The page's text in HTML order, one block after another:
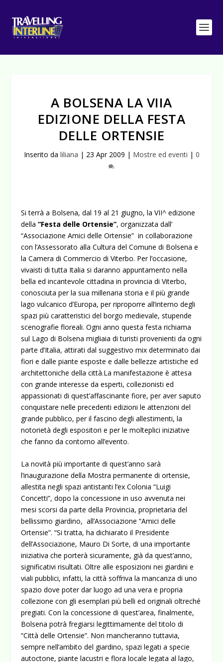
A BOLSENA LA VIIA
EDIZIONE DELLA FESTA
DELLE ORTENSIE
Inserito da liliana | 23 Apr 2009 | Mostre ed eventi | 0
Si terrà a Bolsena, dal 19 al 21 giugno, la VII^ edizione
della“Festa delle Ortensie”, organizzata dall’
“Associazione Amici delle Ortensie” in collaborazione
con l’Assessorato alla Cultura del Comune di Bolsena e
la Camera di Commercio di Viterbo. Per l’occasione,
vivaisti di tutta Italia si daranno appuntamento nella
bella ed incantevole cittadina in provincia di Viterbo,
conosciuta per la sua millenaria storia e il più grande
lago vulcanico d’Europa, per riproporre all’interno degli
spazi più caratteristici del borgo medievale, stupende
scenografie floreali. Ogni anno questa festa richiama
sul Lago di Bolsena migliaia di turisti provenienti da ogni
parte d’Italia, attirati dal suggestivo mix determinato dai
fiori e dalle piante esposte e dalle bellezze artistiche ed
architettoniche della città.La manifestazione è attesa
con grande interesse da esperti, collezionisti ed
appassionati di quest’affascinante fiore, per aver saputo
conquistare nelle precedenti edizioni le attenzioni del
grande pubblico, per il fascino degli allestimenti, la
notorietà degli espositori e per le molteplici iniziative
che fanno da contorno all’evento.
La novità più importante di quest’anno sarà
l’inaugurazione della Mostra permanente di ortensie,
allestita negli spazi antistanti l’ex Colonia “Luigi
Concetti”, dopo la concessione in uso avvenuta nei
mesi scorsi da parte della Provincia, proprietaria del
bellissimo giardino, all’Associazione “Amici delle
Ortensie”. “Si tratta, ha dichiarato il Presidente
dell’Associazione, Mauro Di Sorte, di una importante
iniziativa che porterà sicuramente, già da quest’anno,
significativi risultati. Oltre alle esposizioni nei giardini e
viali pubblici, infatti, la città soffriva la mancanza di uno
spazio dove poter dar luogo ad una vera e propria
collezione con gli esemplari più belli ed originali oltreché
pregiati. Con la concessione di quest’area, finalmente,
Bolsena potrà fregiarsi legittimamente del titolo di
“Città delle Ortensie”. Non mancheranno tuttavia,
sempre nell’ambito del giardino, spazi legati a specie
autoctone, piante lacustri e flora locale legata al lago,